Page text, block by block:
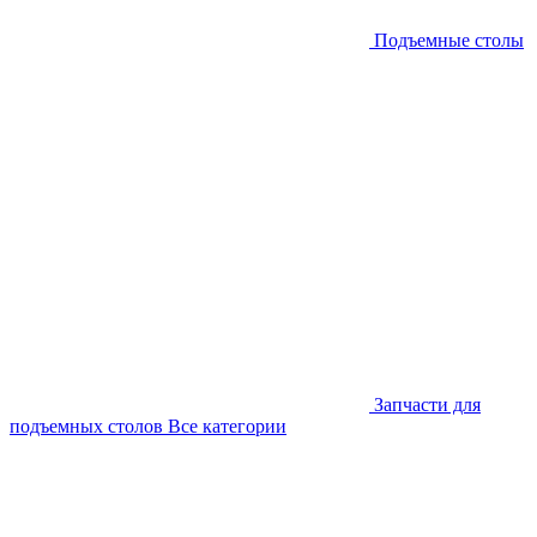
Подъемные столы
Запчасти для
подъемных столов Все категории